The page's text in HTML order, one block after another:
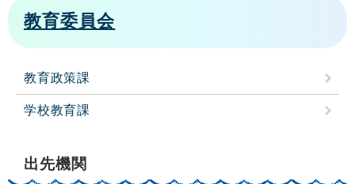
教育委員会
教育政策課
学校教育課
出先機関